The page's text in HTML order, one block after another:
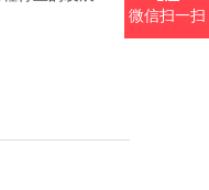
微信扫一扫